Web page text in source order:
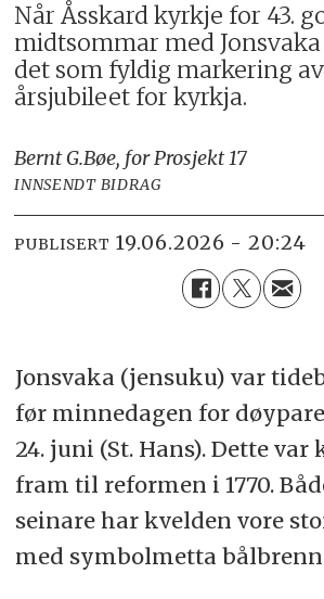
Når Åsskard kyrkje for 43.
midtsommar med
det som fyldig markering
årsjubileet for kyrkja.
Bernt G.Bøe, for Prosjekt 17
INNSENDT BIDRAG
PUBLISERT 19.06.2026 - 20:24
Jonsvaka (jensuku) var
før minnedagen for
24. juni (St. Hans). Dette
fram til reformen i 1770.
seinare har kvelden vore
med symbolmetta